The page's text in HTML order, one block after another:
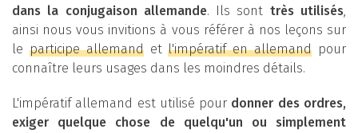
dans la conjugaison allemande. Ils sont très utilisés,
ainsi nous vous invitions à vous référer à nos leçons sur
le participe allemandetl'impératif en allemand pour
connaître leurs usages dans les moindres détails.
L'impératif allemand est utilisé pour donner des ordres,
exiger quelque chose de quelqu'un ou simplement